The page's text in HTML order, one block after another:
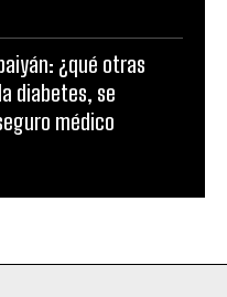
¿qué otras
diabetes, se
médico